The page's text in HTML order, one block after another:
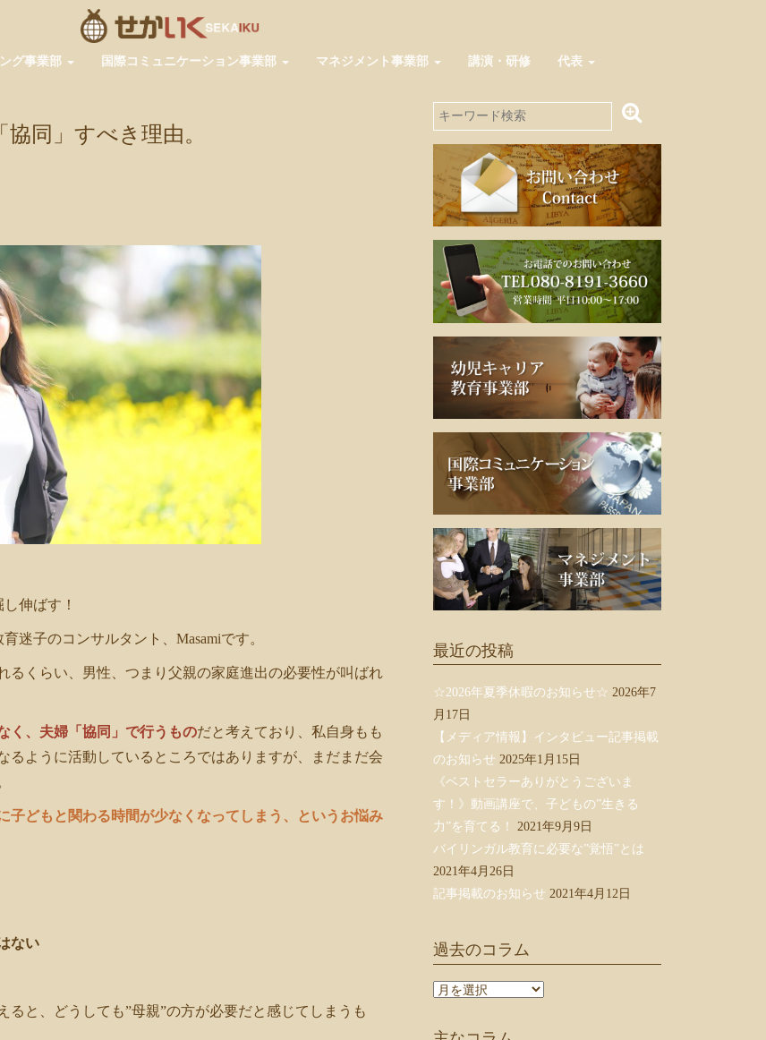
グ事業部 国際コミュニケーション事業部 マネジメント事業部 講演・研修 代表
同」すべき理由。
伸ばす！
迷子のコンサルタント、Masamiです。
るくらい、男性、つまり父親の家庭進出の必要性が叫ばれ
く、夫婦「協同」で行うものだと考えており、私自身もも
るように活動しているところではありますが、まだまだ会
子どもと関わる時間が少なくなってしまう、というお悩み
ない
と、どうしても”母親”の方が必要だと感じてしまうも
最近の投稿
☆2026年夏季休暇のお知らせ☆ 2026年7
月17日
【メディア情報】インタビュー記事掲載
のお知らせ 2025年1月15日
《ベストセラーありがとうございま
す！》動画講座で、子どもの”生きる
力”を育てる！
2021年9月9日
バイリンガル教育に必要な”覚悟”とは
2021年4月26日
記事掲載のお知らせ 2021年4月12日
過去のコラム
過